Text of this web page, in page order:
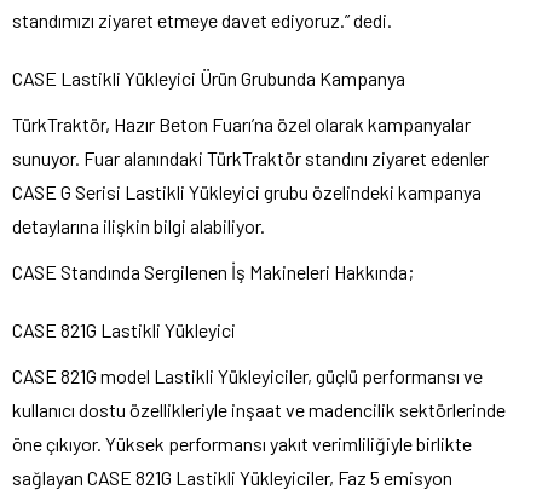
standımızı ziyaret etmeye davet ediyoruz.” dedi.
CASE Lastikli Yükleyici Ürün Grubunda Kampanya
TürkTraktör, Hazır Beton Fuarı’na özel olarak kampanyalar
sunuyor. Fuar alanındaki TürkTraktör standını ziyaret edenler
CASE G Serisi Lastikli Yükleyici grubu özelindeki kampanya
detaylarına ilişkin bilgi alabiliyor.
CASE Standında Sergilenen İş Makineleri Hakkında;
CASE 821G Lastikli Yükleyici
CASE 821G model Lastikli Yükleyiciler, güçlü performansı ve
kullanıcı dostu özellikleriyle inşaat ve madencilik sektörlerinde
öne çıkıyor. Yüksek performansı yakıt verimliliğiyle birlikte
sağlayan CASE 821G Lastikli Yükleyiciler, Faz 5 emisyon